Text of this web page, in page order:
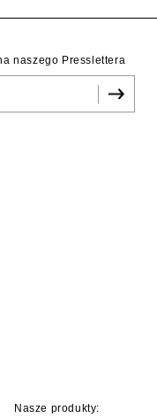
naszego Presslettera
Nasze produkty: